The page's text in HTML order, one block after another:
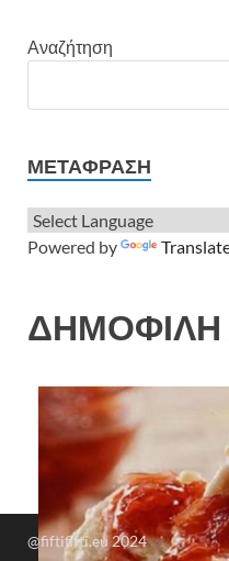
Αναζήτηση
ΜΕΤΆΦΡΑΣΗ
Powered by
ΔΗΜΟΦΙΛΗ
@fiftififti.eu 2024